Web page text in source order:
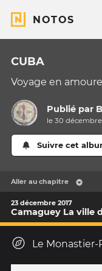
NOTOS
CUBA
Voyage en
Publié par
le 30 décembre
Suivre cet
Aller au chapitre
23 décembre 2017
Camaguey La ville
Le Monastier-